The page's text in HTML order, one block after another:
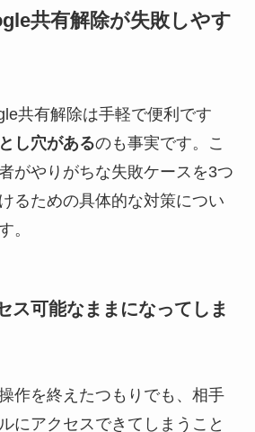
共有解除が失敗しやす
共有解除は手軽で便利です
し穴があるのも事実です。こ
がやりがちな失敗ケースを3つ
るための具体的な対策につい
。
ス可能なままになってしま
作を終えたつもりでも、相手
にアクセスできてしまうこと